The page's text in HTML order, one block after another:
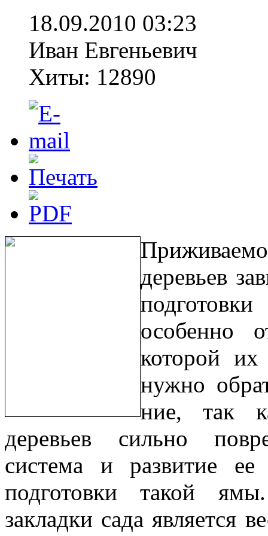
18.09.2010 03:23
Иван Евгеньевич
Хиты: 12890
деревьев
особенно
которой
нужно
ние, так
деревьев сильно
система и развитие ее
подготовки такой
закладки сада является